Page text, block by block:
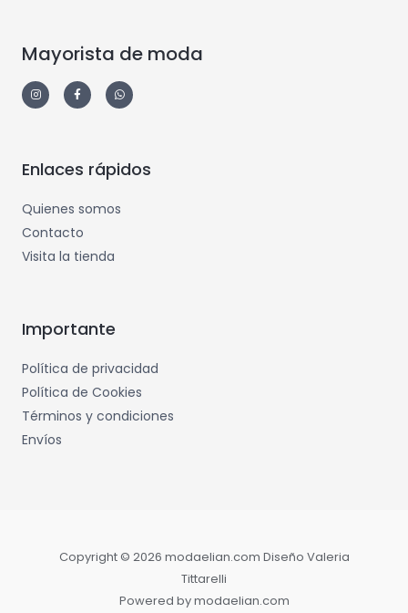
Mayorista de moda
Enlaces rápidos
Quienes somos
Contacto
Visita la tienda
Importante
Política de privacidad
Política de Cookies
Términos y condiciones
Envíos
Copyright © 2026 modaelian.com Diseño Valeria
Tittarelli
Powered by modaelian.com